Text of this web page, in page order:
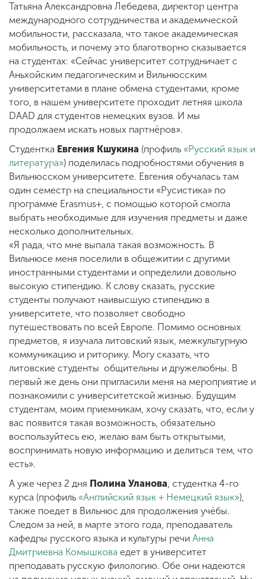
Татьяна Александровна Лебедева, директор центра
международного сотрудничества и академической
мобильности, рассказала, что такое академическая
мобильность, и почему это благотворно сказывается
на студентах: «Сейчас университет сотрудничает с
Аньхойским педагогическим и Вильнюсским
университетами в плане обмена студентами, кроме
того, в нашем университете проходит летняя школа
DAAD для студентов немецких вузов. И мы
продолжаем искать новых партнёров».
Студентка Евгения Кшукина (профиль «Русский язык и
литература») поделилась подробностями обучения в
Вильнюсском университете. Евгения обучалась там
один семестр на специальности «Русистика» по
программе Erasmus+, с помощью которой смогла
выбрать необходимые для изучения предметы и даже
несколько дополнительных.
«Я рада, что мне выпала такая возможность. В
Вильнюсе меня поселили в общежитии с другими
иностранными студентами и определили довольно
высокую стипендию. К слову сказать, русские
студенты получают наивысшую стипендию в
университете, что позволяет свободно
путешествовать по всей Европе. Помимо основных
предметов, я изучала литовский язык, межкультурную
коммуникацию и риторику. Могу сказать, что
литовские студенты общительны и дружелюбны. В
первый же день они пригласили меня на мероприятие и
познакомили с университетской жизнью. Будущим
студентам, моим приемникам, хочу сказать, что, если у
вас появится такая возможность, обязательно
воспользуйтесь ею, желаю вам быть открытыми,
воспринимать новую информацию и делиться тем, что
есть».
А уже через 2 дня Полина Уланова, студентка 4-го
курса (профиль «Английский язык + Немецкий язык»),
также поедет в Вильнюс для продолжения учёбы.
Следом за ней, в марте этого года, преподаватель
кафедры русского языка и культуры речи Анна
Дмитриевна Комышкова едет в университет
преподавать русскую филологию. Обе они надеются